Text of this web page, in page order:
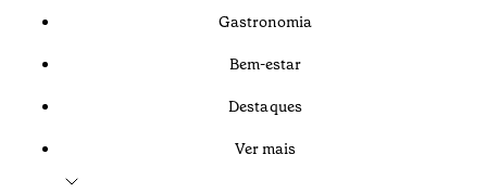
Gastronomia
Bem-estar
Destaques
Ver mais